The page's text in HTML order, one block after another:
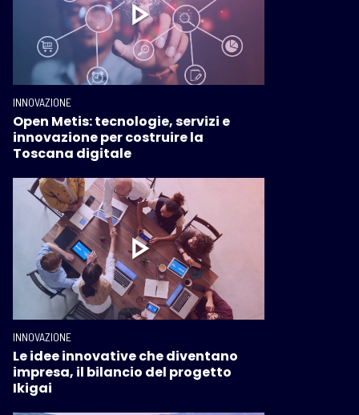
INNOVAZIONE
Open Metis: tecnologie, servizi e
innovazione per costruire la
Toscana digitale
INNOVAZIONE
Le idee innovative che diventano
impresa, il bilancio del progetto
Ikigai